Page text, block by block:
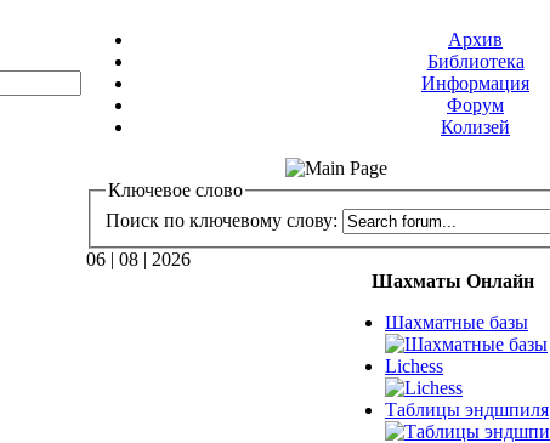
Архив
Библиотека
Информация
Форум
Колизей
Ключевое слово
Поиск по ключевому слову:
06 | 08 | 2026
Шахматы Онлайн
Шахматные базы
Lichess
Таблицы эндшпиля